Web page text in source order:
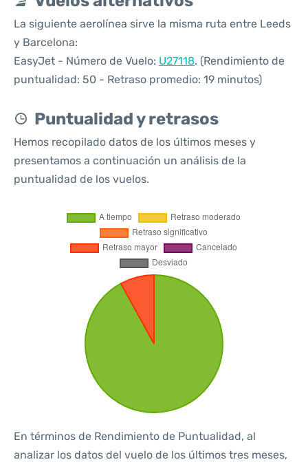
La siguiente aerolínea sirve la misma ruta entre Leeds
y Barcelona:
EasyJet - Número de Vuelo: U27118. (Rendimiento de
puntualidad: 50 - Retraso promedio: 19 minutos)
Puntualidad y retrasos
Hemos recopilado datos de los últimos meses y
presentamos a continuación un análisis de la
puntualidad de los vuelos.
En términos de Rendimiento de Puntualidad, al
analizar los datos del vuelo de los últimos tres meses,